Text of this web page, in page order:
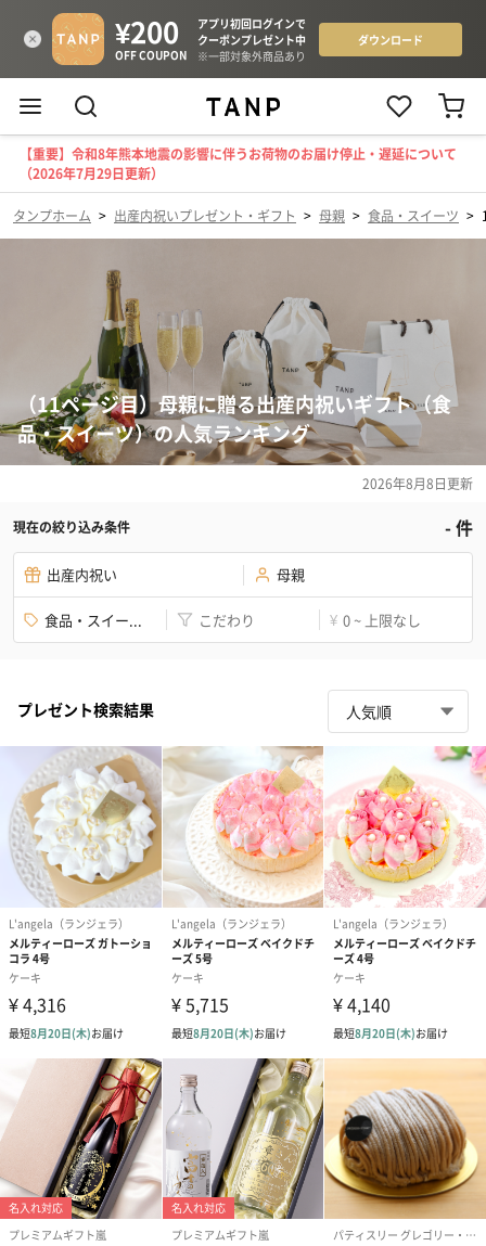
【重要】令和8年熊本地震の影響に伴うお荷物のお届け停止・遅延について
（2026年7月29日更新）
タンプホーム > 出産内祝いプレゼント・ギフト > 母親 > 食品・スイーツ >
（11ページ目）母親に贈る出産内祝いギフト（食
品・スイーツ）の人気ランキング
2026年8月8日更新
現在の絞り込み条件 -件
出産内祝い 母親
食品・スイー... こだわり ¥ 0 ~ 上限なし
プレゼント検索結果